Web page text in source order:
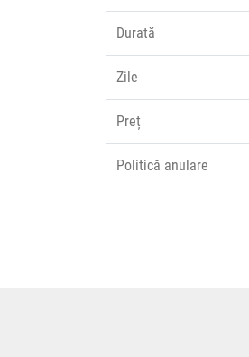
Durată
Zile
Preț
Politică anulare